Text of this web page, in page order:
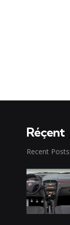
Réçent
Recent Posts